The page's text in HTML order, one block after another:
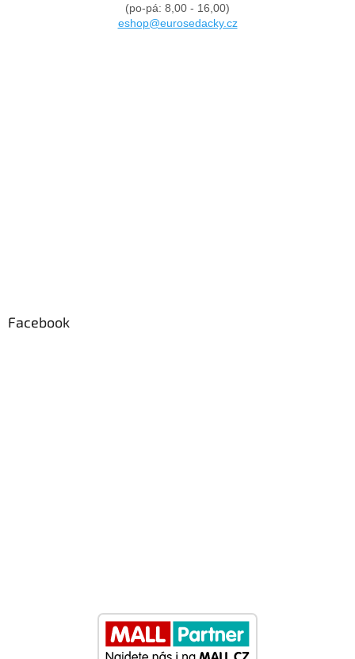
(po-pá: 8,00 - 16,00)
eshop@eurosedacky.cz
Facebook